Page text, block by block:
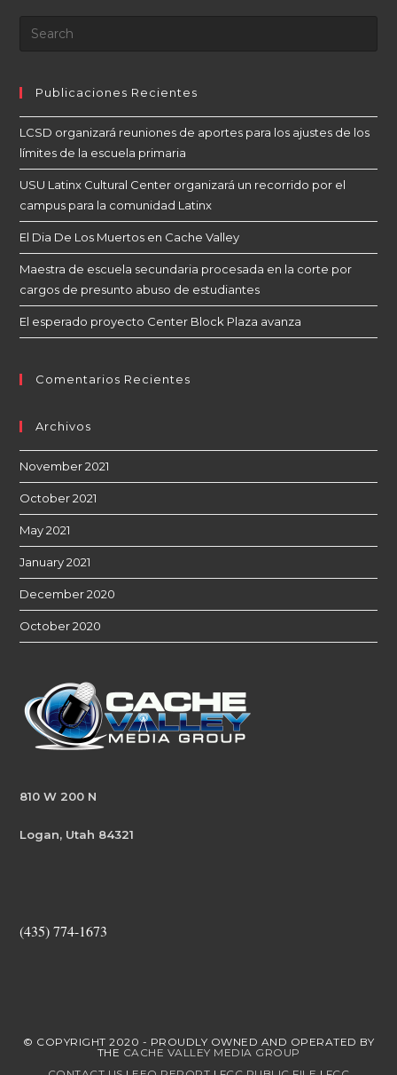
Publicaciones Recientes
LCSD organizará reuniones de aportes para los ajustes de los
límites de la escuela primaria
USU Latinx Cultural Center organizará un recorrido por el
campus para la comunidad Latinx
El Dia De Los Muertos en Cache Valley
Maestra de escuela secundaria procesada en la corte por
cargos de presunto abuso de estudiantes
El esperado proyecto Center Block Plaza avanza
Comentarios Recientes
Archivos
November 2021
October 2021
May 2021
January 2021
December 2020
October 2020
810 W 200 N
Logan, Utah 84321
(435) 774-1673
© COPYRIGHT 2020 - PROUDLY OWNED AND OPERATED BY
THE CACHE VALLEY MEDIA GROUP